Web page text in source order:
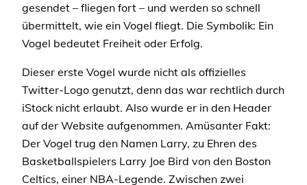
gesendet – fliegen fort – und werden so schnell
übermittelt, wie ein Vogel fliegt. Die Symbolik: Ein
Vogel bedeutet Freiheit oder Erfolg.
Dieser erste Vogel wurde nicht als offizielles
Twitter-Logo genutzt, denn das war rechtlich durch
iStock nicht erlaubt. Also wurde er in den Header
auf der Website aufgenommen. Amüsanter Fakt:
Der Vogel trug den Namen Larry, zu Ehren des
Basketballspielers Larry Joe Bird von den Boston
Celtics, einer NBA-Legende. Zwischen zwei